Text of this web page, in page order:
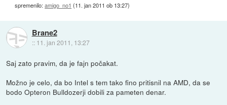
spremenilo:amigo_no1 (11. jan 2011 ob 13:27)
Brane2
:: 11. jan 2011, 13:27
Saj zato pravim, da je fajn počakat.
Možno je celo, da bo Intel s tem tako fino pritisnil na AMD, da se
bodo Opteron Bulldozerji dobili za pameten denar.